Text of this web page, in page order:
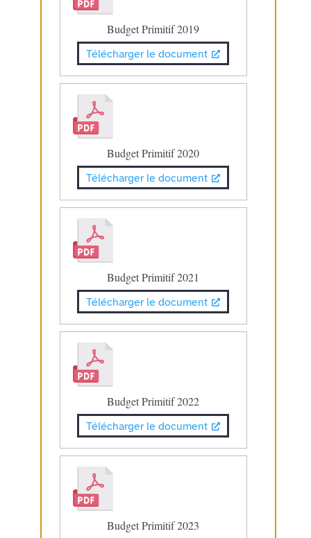
Budget Primitif 2019
Télécharger le document
Budget Primitif 2020
Télécharger le document
Budget Primitif 2021
Télécharger le document
Budget Primitif 2022
Télécharger le document
Budget Primitif 2023